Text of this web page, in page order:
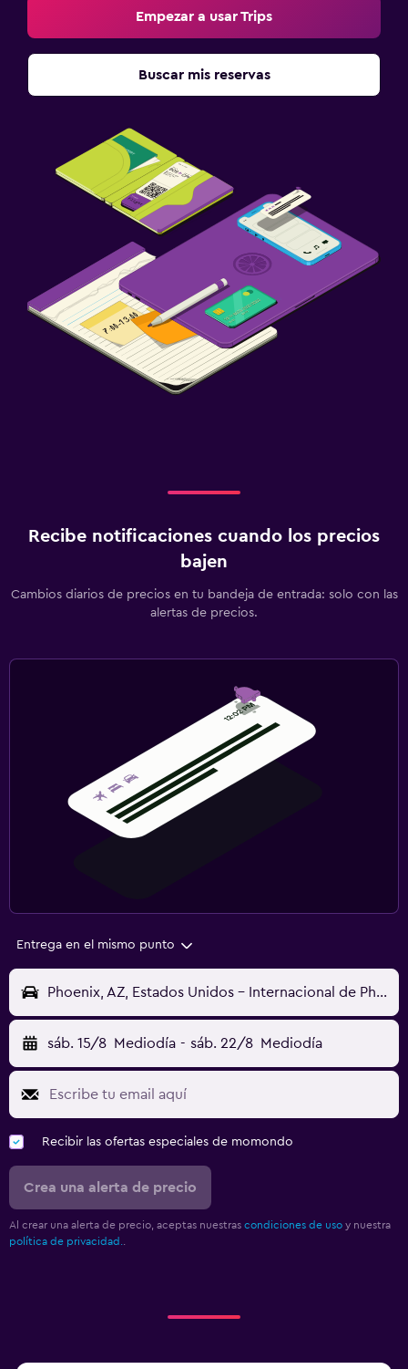
Empezar a usar Trips
Buscar mis reservas
Recibe notificaciones cuando los precios
bajen
Cambios diarios de precios en tu bandeja de entrada: solo con las
alertas de precios.
Entrega en el mismo punto
Phoenix, AZ, Estados Unidos - Internacional de Phoenix-Sky Harbor (PHX)
sáb. 15/8 Mediodía - sáb. 22/8 Mediodía
Recibir las ofertas especiales de momondo
Crea una alerta de precio
Al crear una alerta de precio, aceptas nuestras condiciones de uso y nuestra
política de privacidad..